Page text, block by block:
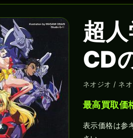
超
CD
ネオジオ / ネ
最高買取
表示価格は参